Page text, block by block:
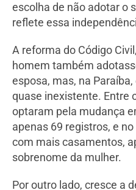
escolha de não adotar o
reflete essa
A reforma do Código
homem também
esposa, mas, na
quase inexistente. Entre
optaram pela mudança
apenas 69 registros, e
com mais casamentos,
sobrenome da mulher.
Por outro lado, cresce a